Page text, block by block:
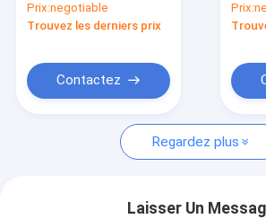
Cas
Réchauffeur portatif de biberon
température réglable
portative
Prix:negotiable
Trouvez les derniers prix
Contactez
le
Prix:
Regardez plus
Laisser Un